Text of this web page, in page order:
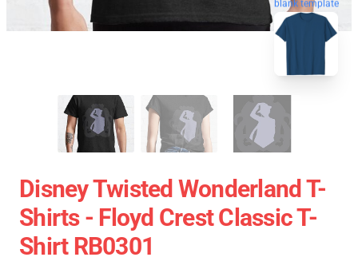
blank template
Disney Twisted Wonderland T-
Shirts - Floyd Crest Classic T-
Shirt RB0301